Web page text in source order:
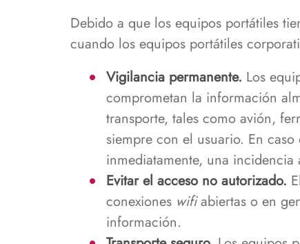
Debido a que los equipos portátiles
cuando los equipos portátiles
Vigilancia permanente. Los
comprometan la información
transporte, tales como avión,
siempre con el usuario. En
inmediatamente, una
Evitar el acceso no autorizado.
conexiones wifiabiertas o en
información.